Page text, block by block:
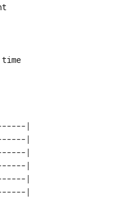
|
|
|
|
|